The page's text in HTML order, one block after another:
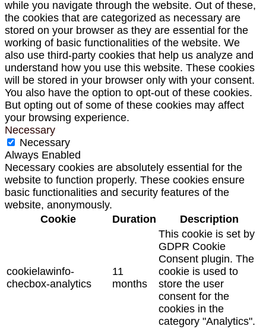
while you navigate through the website. Out of these,
the cookies that are categorized as necessary are
stored on your browser as they are essential for the
working of basic functionalities of the website. We
also use third-party cookies that help us analyze and
understand how you use this website. These cookies
will be stored in your browser only with your consent.
You also have the option to opt-out of these cookies.
But opting out of some of these cookies may affect
your browsing experience.
Necessary
Necessary
Always Enabled
Necessary cookies are absolutely essential for the
website to function properly. These cookies ensure
basic functionalities and security features of the
website, anonymously.
Cookie
Duration Description
cookielawinfo-
checbox-analytics
11
months
This cookie is set by
GDPR Cookie
Consent plugin. The
cookie is used to
store the user
consent for the
cookies in the
category "Analytics".